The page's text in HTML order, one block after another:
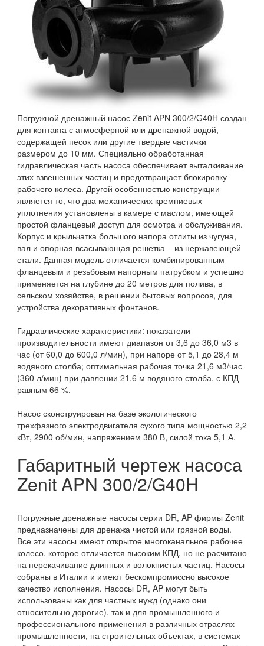
Погружной дренажный насос Zenit APN 300/2/G40H создан
для контакта с атмосферной или дренажной водой,
содержащей песок или другие твердые частички
размером до 10 мм. Специально обработанная
гидравлическая часть насоса обеспечивает выталкивание
этих взвешенных частиц и предотвращает блокировку
рабочего колеса. Другой особенностью конструкции
является то, что два механических кремниевых
уплотнения установлены в камере с маслом, имеющей
простой фланцевый доступ для осмотра и обслуживания.
Корпус и крыльчатка большого напора отлиты из чугуна,
вал и опорная всасывающая решетка – из нержавеющей
стали. Данная модель отличается комбинированным
фланцевым и резьбовым напорным патрубком и успешно
применяется на глубине до 20 метров для полива, в
сельском хозяйстве, в решении бытовых вопросов, для
устройства декоративных фонтанов.
Гидравлические характеристики: показатели
производительности имеют диапазон от 3,6 до 36,0 м3 в
час (от 60,0 до 600,0 л/мин), при напоре от 5,1 до 28,4 м
водяного столба; оптимальная рабочая точка 21,6 м3/час
(360 л/мин) при давлении 21,6 м водяного столба, с КПД
равным 66 %.
Насос сконструирован на базе экологического
трехфазного электродвигателя сухого типа мощностью 2,2
кВт, 2900 об/мин, напряжением 380 В, силой тока 5,1 А.
Габаритный чертеж насоса
Zenit APN 300/2/G40H
Погружные дренажные насосы серии DR, AP фирмы Zenit
предназначены для дренажа чистой или грязной воды.
Все эти насосы имеют открытое многоканальное рабочее
колесо, которое отличается высоким КПД, но не расчитано
на перекачивание длинных и волокнистых частиц. Насосы
собраны в Италии и имеют бескомпромиссно высокое
качество исполнения. Насосы DR, AP могут быть
использованы как для частных нужд (однако они
относительно дорогие), так и для промышленного и
профессионального применения в различных отраслях
промышленности, на строительных объектах, в системах